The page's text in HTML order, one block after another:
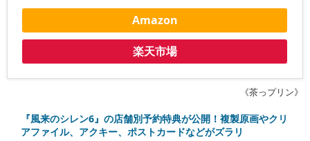
Amazon
楽天市場
《茶っプリン》
『風来のシレン6』の店舗別予約特典が公開！複製原画やクリ
アファイル、アクキー、ポストカードなどがズラリ